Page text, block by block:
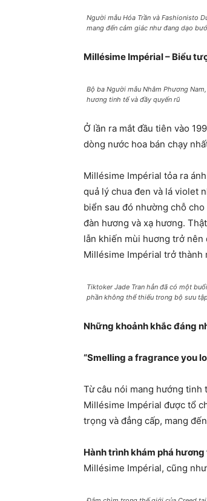
Người mẫu Hóa Trần và Fashionisto
mang đến cảm giác như đang dạo
Millésime Impérial – Biểu
Bộ ba Người mẫu Nhâm Phương
hương tinh tế và đầy quyến rũ
Ở lần ra mắt đầu tiên vào
dòng nước hoa bán chạy
Millésime Impérial tỏa ra
quả lý chua đen và lá violet
biển sau đó nhường chỗ
đàn hương và xạ hương.
lẫn khiến mùi huơng trở nên
Millésime Impérial trở thành
Tiktoker Jade Tran hẳn đã có một
phần không thể thiếu trong bộ sưu
Những khoảnh khắc đáng
“Smelling a fragrance you
Từ câu nói mang hướng
Millésime Impérial được tổ
trọng và đẳng cấp, mang
Hành trình khám phá
Millésime Impérial, cũng